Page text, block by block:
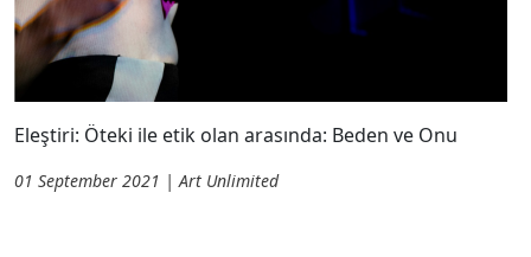
Eleştiri: Öteki ile etik olan arasında: Beden ve Onu
01 September 2021 | Art Unlimited